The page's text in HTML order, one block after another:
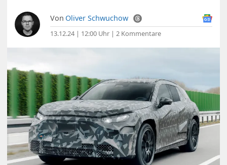
Von Oliver Schwuchow
13.12.24 | 12:00 Uhr |2 Kommentare